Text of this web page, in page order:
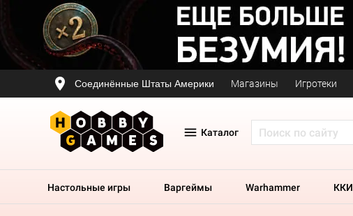
Соединённые Штаты Америки Магазины Игротеки
Каталог
Настольные игры Варгеймы Warhammer ККИ